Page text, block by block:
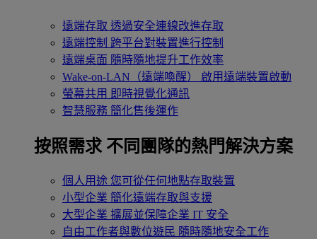
遠端存取 透過安全連線改進存取
遠端控制 跨平台對裝置進行控制
遠端桌面 隨時隨地提升工作效率
Wake-on-LAN（遠端喚醒）
啟用遠端裝置啟動
螢幕共用 即時視覺化通訊
智慧服務 簡化售後運作
按照需求 不同團隊的熱門解決方案
個人用途 您可從任何地點存取裝置
小型企業 簡化遠端存取與支援
大型企業 擴展並保障企業 IT 安全
自由工作者與數位遊民 隨時隨地安全工作